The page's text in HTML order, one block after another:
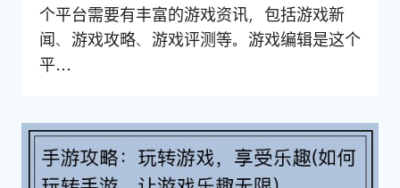
个平台需要有丰富的游戏资讯，包括游戏新
闻、游戏攻略、游戏评测等。游戏编辑是这个
平...